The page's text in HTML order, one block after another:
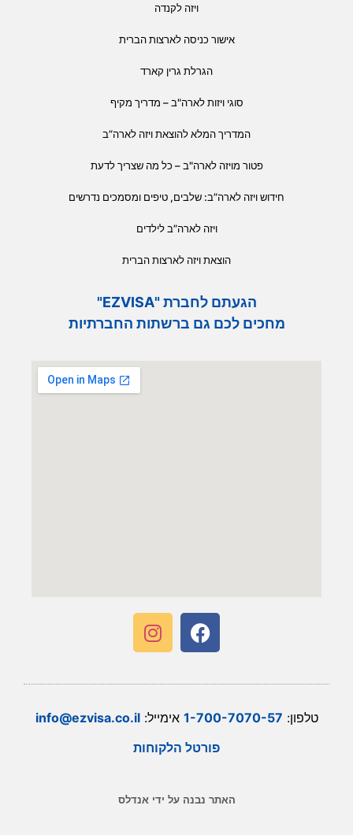
ויזה לקנדה
אישור כניסה לארצות הברית
הגרלת גרין קארד
סוגי ויזות לארה"ב – מדריך מקיף
המדריך המלא להוצאת ויזה לארה”ב
פטור מויזה לארה"ב – כל מה שצריך לדעת
חידוש ויזה לארה”ב: שלבים, טיפים ומסמכים נדרשים
ויזה לארה”ב לילדים
הוצאת ויזה לארצות הברית
הגעתם לחברת "EZVISA"
מחכים לכם גם ברשתות החברתיות
טלפון: 1-700-7070-57 אימייל:info@ezvisa.co.il
פורטל הלקוחות
האתר נבנה על ידי אנדלס